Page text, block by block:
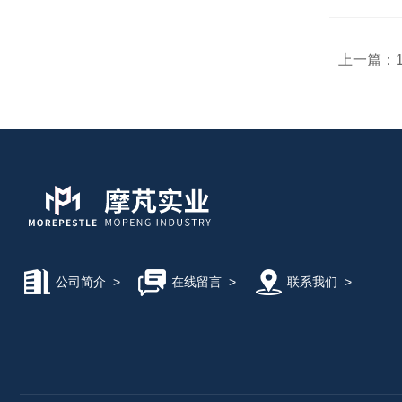
上一篇：
公司简介 > 在线留言> 联系我们 >